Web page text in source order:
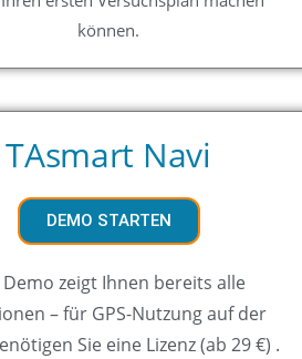
können.
TAsmart Navi
DEMO STARTEN
Demo zeigt Ihnen bereits alle
– für GPS-Nutzung auf der
Sie eine Lizenz (ab 29 €) .